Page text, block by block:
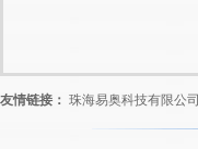
友情链接： 珠海易奥科技有限公司